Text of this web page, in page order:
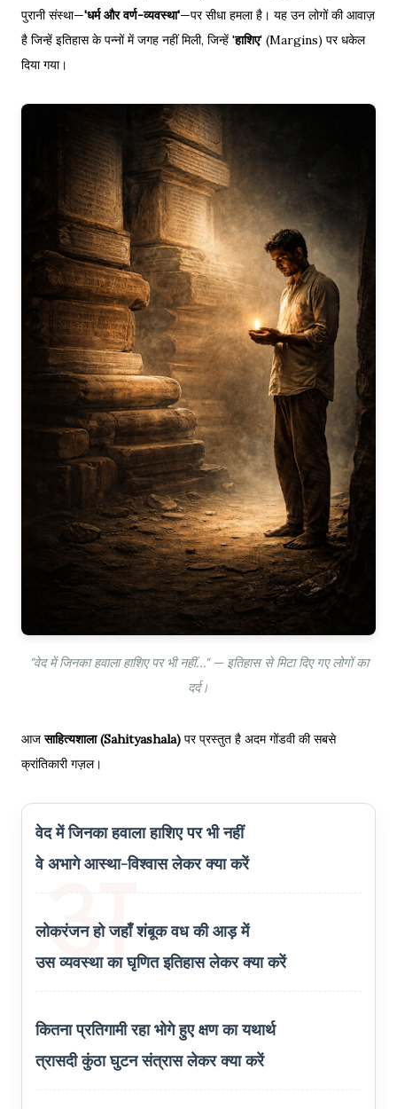
पुरानी संस्था—'धर्म और वर्ण-व्यवस्था'—पर सीधा हमला है। यह उन लोगों की आवाज़
है जिन्हें इतिहास के पन्नों में जगह नहीं मिली, जिन्हें 'हाशिए' (Margins) पर धकेल
दिया गया।
"वेद में जिनका हवाला हाशिए पर भी नहीं..." — इतिहास से मिटा दिए गए लोगों का
दर्द।
आजसाहित्यशाला (Sahityashala) पर प्रस्तुत है अदम गोंडवी की सबसे
क्रांतिकारी गज़ल।
वेद में जिनका हवाला हाशिए पर भी नहीं
वे अभागे आस्था-विश्वास लेकर क्या करें
लोकरंजन हो जहाँ शंबूक वध की आड़ में
उस व्यवस्था का घृणित इतिहास लेकर क्या करें
कितना प्रतिगामी रहा भोगे हुए क्षण का यथार्थ
त्रासदी कुंठा घुटन संत्रास लेकर क्या करें